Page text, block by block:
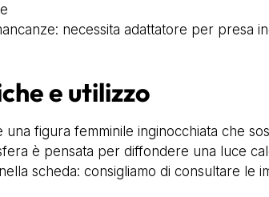
necessita adattatore per presa
e utilizzo
una figura femminile inginocchiata che
è pensata per diffondere una luce
scheda: consigliamo di consultare le